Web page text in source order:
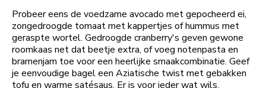
Probeer eens de voedzame avocado met gepocheerd ei,
zongedroogde tomaat met kappertjes of hummus met
geraspte wortel. Gedroogde cranberry's geven gewone
roomkaas net dat beetje extra, of voeg notenpasta en
bramenjam toe voor een heerlijke smaakcombinatie. Geef
je eenvoudige bagel een Aziatische twist met gebakken
tofu en warme satésaus. Er is voor ieder wat wils.